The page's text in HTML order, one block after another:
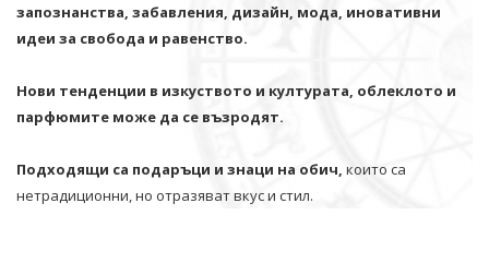
запознанства, забавления, дизайн, мода, иновативни
идеи за свобода и равенство.
Нови тенденции в изкуството и културата, облеклото и
парфюмите може да се възродят.
Подходящи са подаръци и знаци на обич, които са
нетрадиционни, но отразяват вкус и стил.